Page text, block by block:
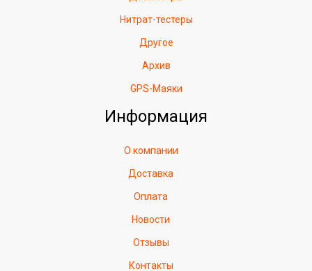
Нитрат-тестеры
Другое
Архив
GPS-Маяки
Информация
О компании
Доставка
Оплата
Новости
Отзывы
Контакты